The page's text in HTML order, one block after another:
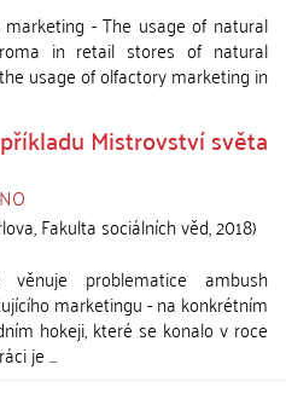
- The usage of natural
in retail stores of natural
usage of olfactory marketing in
Mistrovství světa
Fakulta sociálních věd,2018)
problematice ambush
marketingu - na konkrétním
hokeji, které se konalo v roce
je ...